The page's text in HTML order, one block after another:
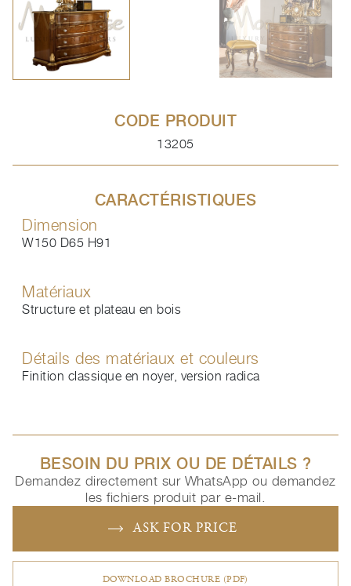
CODE PRODUIT
13205
CARACTÉRISTIQUES
Dimension
W150 D65 H91
Matériaux
Structure et plateau en bois
Détails des matériaux et couleurs
Finition classique en noyer, version radica
BESOIN DU PRIX OU DE DÉTAILS ?
Demandez directement sur WhatsApp ou demandez
les fichiers produit par e-mail.
ASK FOR PRICE
DOWNLOAD BROCHURE (PDF)